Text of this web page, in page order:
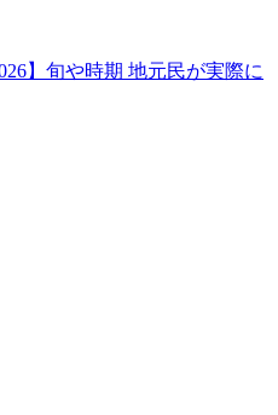
】旬や時期 地元民が実際に